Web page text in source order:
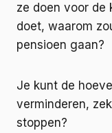
ze doen voor de
doet, waarom
pensioen gaan?
Je kunt de
verminderen,
stoppen?